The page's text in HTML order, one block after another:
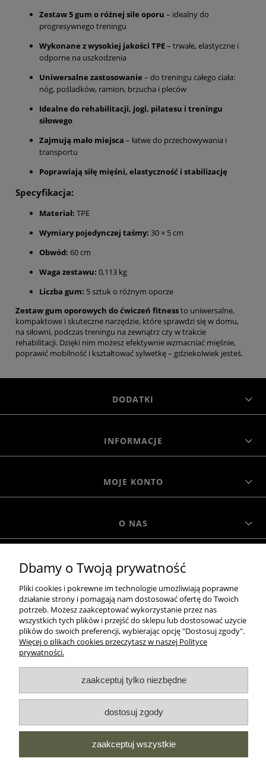
Zestaw 5 gum o różnej sile oporu – idealny do
progresywnego treningu
Wykonane z wysokiej jakości TPE– trwałe, elastyczne i
odporne na uszkodzenia
Uniwersalne zastosowanie – do treningu całego ciała:
nóg, pośladków, ramion, brzucha i pleców
Idealne do rehabilitacji, jogi, pilatesu i treningu
siłowego
Zajmują mało miejsca – łatwe do przechowywania i
transportu
Poprawiają siłę mięśni, elastyczność i stabilizację
Specyfikacja:
Materiał: TPE
Wymiary pojedynczej taśmy: 30 × 5 cm
Obwód: 60 cm
Waga zestawu: 0,113 kg
Liczba gum: 5 sztuk o różnym oporze
Zestaw gum oporowych do ćwiczeń fitnessto uniwersalne,
kompaktowe i skuteczne narzędzie, które sprawdzi się w domu,
na siłowni, podczas treningu na zewnątrz czy w trakcie
rehabilitacji. Dzięki nim możesz efektywnie wzmacniać mięśnie,
poprawić mobilność i kształtować sylwetkę – gdziekolwiek jesteś.
DODATKI
INFORMACJE
MOJE KONTO
O NAS
MOROWO
WSZELKIE PRAWA ZASTRZEŻONE MOROWO © 2018
realizacja:
pokaż pełną wersję strony
NASZE ODZNAKI
wyróżnienia są przyznawane przez
Dbamy o Twoją prywatność
Pliki cookies i pokrewne im technologie umożliwiają poprawne
działanie strony i pomagają nam dostosować ofertę do Twoich
potrzeb. Możesz zaakceptować wykorzystanie przez nas
wszystkich tych plików i przejść do sklepu lub dostosować użycie
plików do swoich preferencji, wybierając opcję "Dostosuj zgody".
Więcej o plikach cookies przeczytasz w naszej Polityce
prywatności.
zaakceptuj tylko niezbędne
dostosuj zgody
zaakceptuj wszystkie